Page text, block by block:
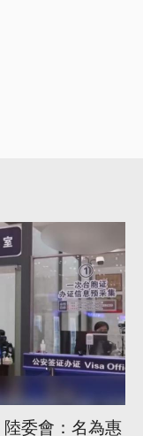
委會：名為惠